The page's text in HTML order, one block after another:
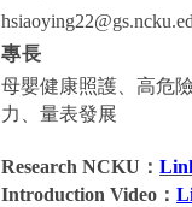
專長
母嬰健康照護、高危
力、量表發展
Research NCKU：
Introduction Video：